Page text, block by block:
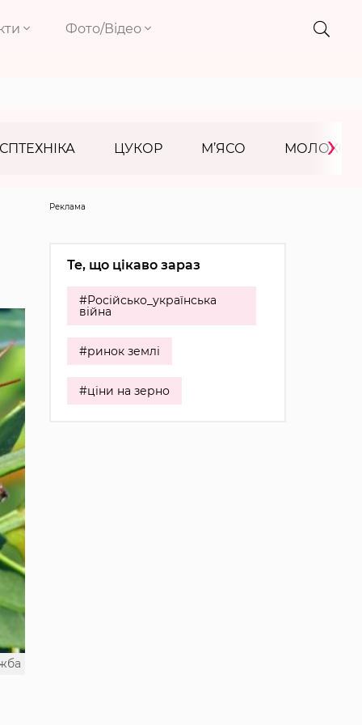
Фото/Відео
ЦУКОР М’ЯСО МОЛОКО
›
Реклама
Те, що цікаво зараз
#Російсько_українська
війна
#ринок землі
#ціни на зерно